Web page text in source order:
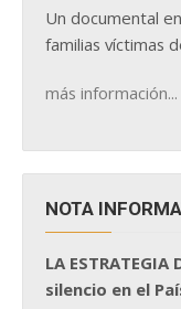
Un documental
familias víctimas
más información...
NOTA
LA
silencio en el